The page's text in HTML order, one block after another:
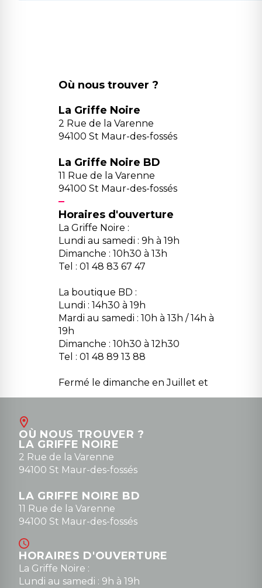
Où nous trouver ?
La Griffe Noire
2 Rue de la Varenne
94100 St Maur-des-fossés
La Griffe Noire BD
11 Rue de la Varenne
94100 St Maur-des-fossés
Horaires d'ouverture
La Griffe Noire :
Lundi au samedi : 9h à 19h
Dimanche : 10h30 à 13h
Tel : 01 48 83 67 47
La boutique BD :
Lundi : 14h30 à 19h
Mardi au samedi : 10h à 13h / 14h à
19h
Dimanche : 10h30 à 12h30
Tel : 01 48 89 13 88
Fermé le dimanche en Juillet et
Août
contact@la-griffe-noire.com
0148836747
OÙ NOUS TROUVER ?
LA GRIFFE NOIRE
2 Rue de la Varenne
94100 St Maur-des-fossés
LA GRIFFE NOIRE BD
11 Rue de la Varenne
94100 St Maur-des-fossés
HORAIRES D'OUVERTURE
La Griffe Noire :
Lundi au samedi : 9h à 19h